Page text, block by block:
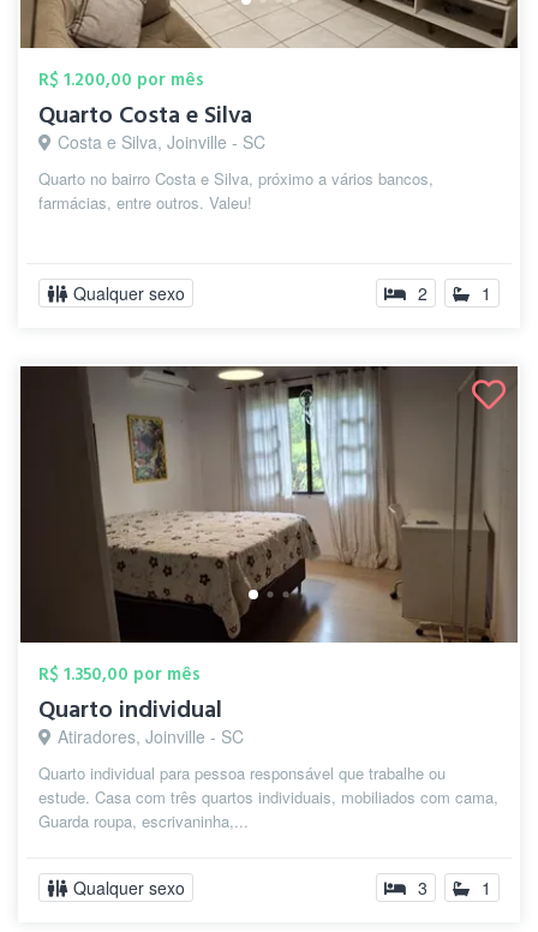
R$ 1.200,00 por mês
Quarto Costa e Silva
Costa e Silva, Joinville - SC
Quarto no bairro Costa e Silva, próximo a vários bancos,
farmácias, entre outros. Valeu!
Qualquer sexo 2 1
R$ 1.350,00 por mês
Quarto individual
Atiradores, Joinville - SC
Quarto individual para pessoa responsável que trabalhe ou
estude. Casa com três quartos individuais, mobiliados com cama,
Guarda roupa, escrivaninha,...
Qualquer sexo 3 1